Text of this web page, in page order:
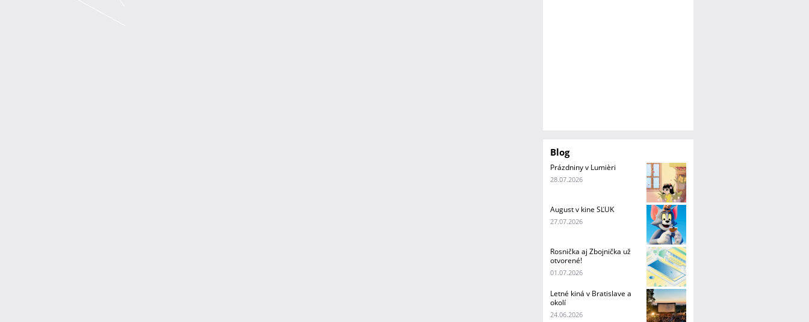
Blog
Prázdniny v Lumièri
28.07.2026
August v kine SĽUK
27.07.2026
Rosnička aj Zbojnička už
otvorené!
01.07.2026
Letné kiná v Bratislave a
okolí
24.06.2026